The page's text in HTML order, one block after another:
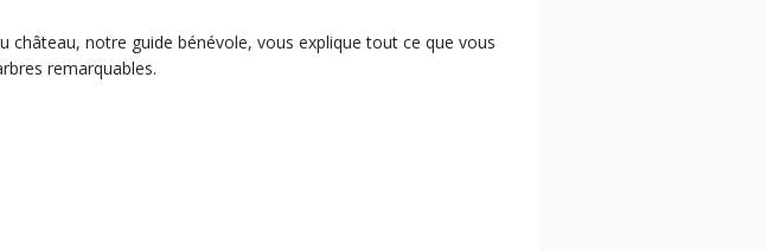
notre guide bénévole, vous explique tout ce que vous
remarquables.